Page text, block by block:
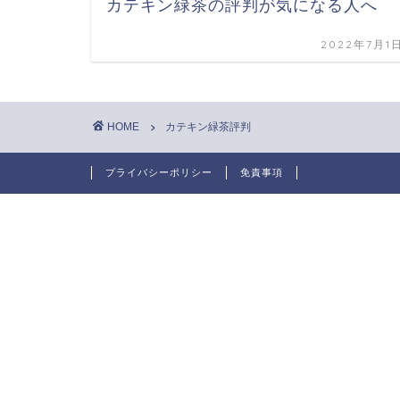
カテキン緑茶の評判が気になる人へ
2022年7月1
HOME カテキン緑茶評判
プライバシーポリシー 免責事項